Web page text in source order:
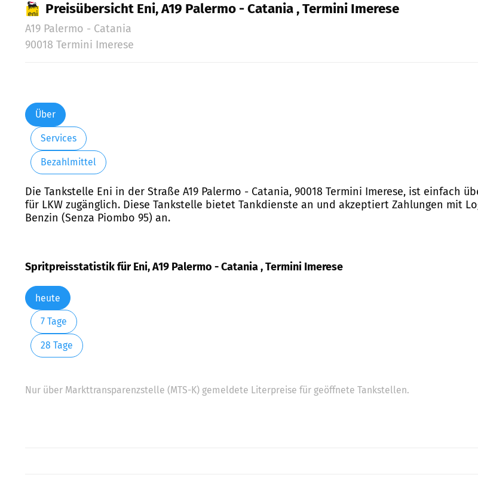
Preisübersicht Eni, A19 Palermo - Catania , Termini Imerese
A19 Palermo - Catania
90018 Termini Imerese
Über
Services
Bezahlmittel
Die Tankstelle Eni in der Straße A19 Palermo - Catania, 90018 Termini Imerese, ist einfach
für LKW zugänglich. Diese Tankstelle bietet Tankdienste an und akzeptiert Zahlungen mit
Benzin (Senza Piombo 95) an.
Spritpreisstatistik für Eni, A19 Palermo - Catania , Termini Imerese
heute
7 Tage
28 Tage
Nur über Markttransparenzstelle (MTS-K) gemeldete Literpreise für geöffnete Tankstellen.